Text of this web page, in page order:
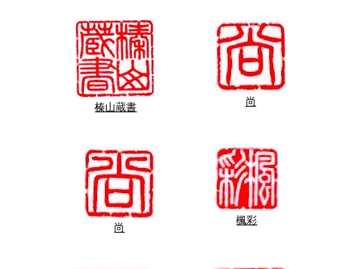
榛山蔵書 尚
尚
楓彩